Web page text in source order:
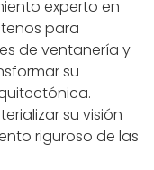
experto en
para
de ventanería y
su
su visión
riguroso de las